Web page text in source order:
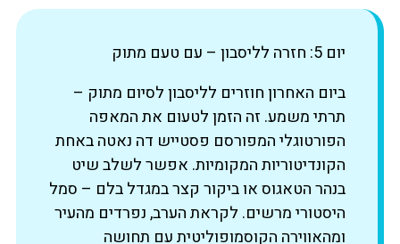
יום 5: חזרה לליסבון – עם טעם מתוק
ביום האחרון חוזרים לליסבון לסיום מתוק –
תרתי משמע. זה הזמן לטעום את המאפה
הפורטוגלי המפורסם פסטייש דה נאטה באחת
הקונדיטוריות המקומיות. אפשר לשלב שיט
בנהר הטאגוס או ביקור קצר במגדל בלם – סמל
היסטורי מרשים. לקראת הערב, נפרדים מהעיר
ומהאווירה הקוסמופוליטית עם תחושה